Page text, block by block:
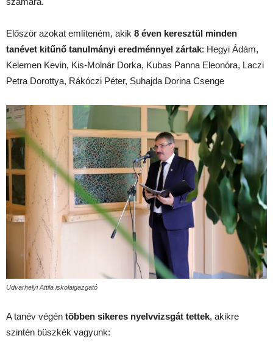
Először azokat említeném, akik 8 éven keresztül minden
tanévet kitűnő tanulmányi eredménnyel zártak: Hegyi Ádám,
Kelemen Kevin, Kis-Molnár Dorka, Kubas Panna Eleonóra, Laczi
Petra Dorottya, Rákóczi Péter, Suhajda Dorina Csenge
Udvarhelyi Attila iskolaigazgató
A tanév végén többen sikeres nyelvvizsgát tettek, akikre
szintén büszkék vagyunk: